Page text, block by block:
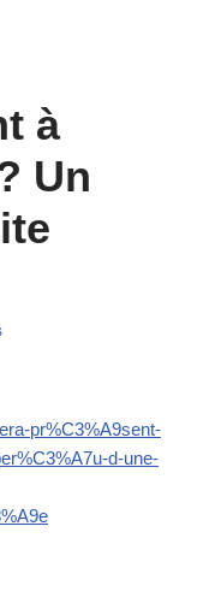
à
Un
pr%C3%A9sent-
d-une-